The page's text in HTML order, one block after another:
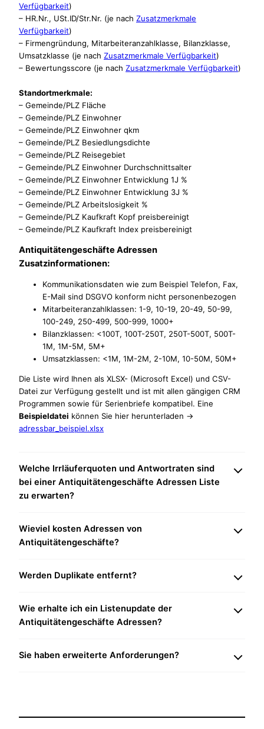
Verfügbarkeit)
– HR.Nr., USt.ID/Str.Nr. (je nach Zusatzmerkmale
Verfügbarkeit)
– Firmengründung, Mitarbeiteranzahlklasse, Bilanzklasse,
Umsatzklasse (je nach Zusatzmerkmale Verfügbarkeit)
– Bewertungsscore (je nach Zusatzmerkmale Verfügbarkeit)
Standortmerkmale:
– Gemeinde/PLZ Fläche
– Gemeinde/PLZ Einwohner
– Gemeinde/PLZ Einwohner qkm
– Gemeinde/PLZ Besiedlungsdichte
– Gemeinde/PLZ Reisegebiet
– Gemeinde/PLZ Einwohner Durchschnittsalter
– Gemeinde/PLZ Einwohner Entwicklung 1J %
– Gemeinde/PLZ Einwohner Entwicklung 3J %
– Gemeinde/PLZ Arbeitslosigkeit %
– Gemeinde/PLZ Kaufkraft Kopf preisbereinigt
– Gemeinde/PLZ Kaufkraft Index preisbereinigt
Antiquitätengeschäfte Adressen
Zusatzinformationen:
Kommunikationsdaten wie zum Beispiel Telefon, Fax,
E-Mail sind DSGVO konform nicht personenbezogen
Mitarbeiteranzahlklassen: 1-9, 10-19, 20-49, 50-99,
100-249, 250-499, 500-999, 1000+
Bilanzklassen: <100T, 100T-250T, 250T-500T, 500T-
1M, 1M-5M, 5M+
Umsatzklassen: <1M, 1M-2M, 2-10M, 10-50M, 50M+
Die Liste wird Ihnen als XLSX- (Microsoft Excel) und CSV-
Datei zur Verfügung gestellt und ist mit allen gängigen CRM
Programmen sowie für Serienbriefe kompatibel. Eine
Beispieldatei können Sie hier herunterladen ->
adressbar_beispiel.xlsx
Welche Irrläuferquoten und Antwortraten sind
bei einer Antiquitätengeschäfte Adressen Liste
zu erwarten?
Wieviel kosten Adressen von
Antiquitätengeschäfte?
Werden Duplikate entfernt?
Wie erhalte ich ein Listenupdate der
Antiquitätengeschäfte Adressen?
Sie haben erweiterte Anforderungen?